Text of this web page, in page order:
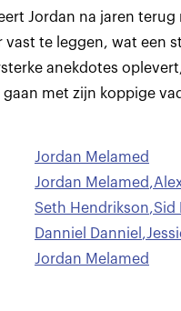
Jordan na jaren
vast te leggen, wat een
anekdotes
met zijn koppige
Jordan Melamed
Jordan Melamed,
Seth Hendrikson,Sid
Danniel Danniel ,
Jordan Melamed